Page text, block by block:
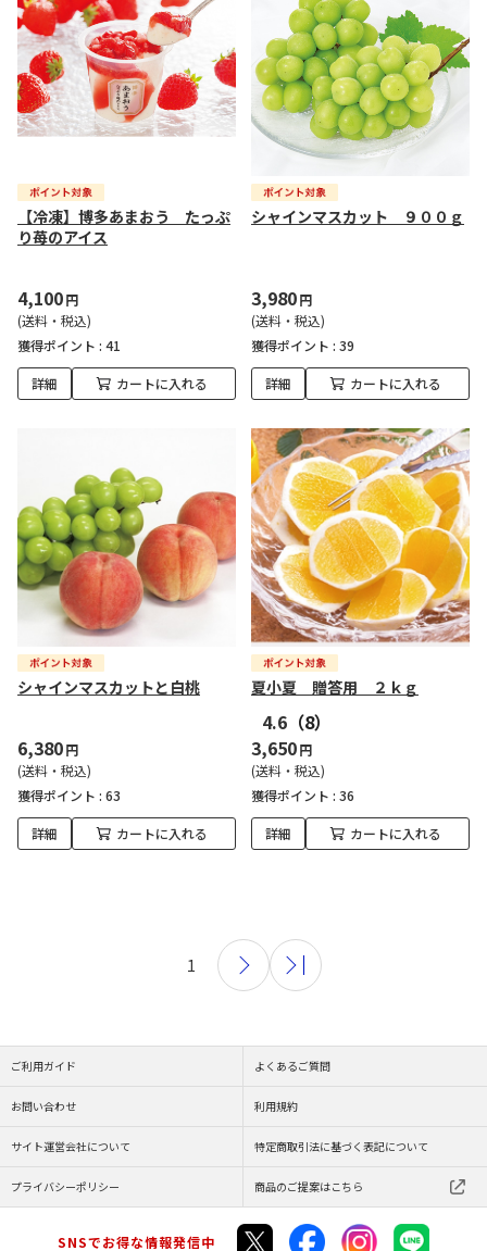
【冷凍】博多あまおう たっぷ
り苺のアイス
4,100円
(送料・税込)
獲得ポイント : 41
詳細 カートに入れる
シャインマスカット ９００ｇ
3,980円
(送料・税込)
獲得ポイント : 39
詳細 カートに入れる
シャインマスカットと白桃
6,380円
(送料・税込)
獲得ポイント : 63
詳細 カートに入れる
夏小夏 贈答用 ２ｋｇ
4.6 （8）
3,650円
(送料・税込)
獲得ポイント : 36
詳細 カートに入れる
1
ご利用ガイド よくあるご質問
お問い合わせ 利用規約
サイト運営会社について 特定商取引法に基づく表記について
プライバシーポリシー 商品のご提案はこちら
SNSでお得な情報発信中